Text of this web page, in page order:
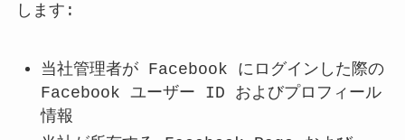
します:
当社管理者が Facebook にログインした際の
Facebook ユーザー ID およびプロフィール
情報